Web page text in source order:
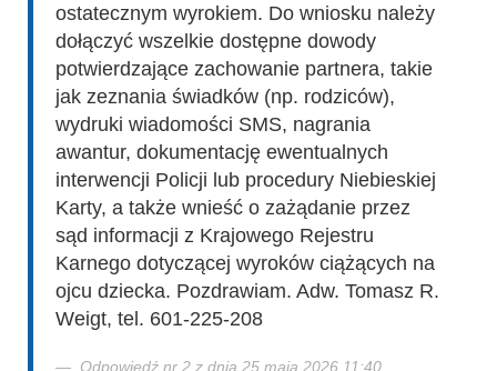
ostatecznym wyrokiem. Do wniosku należy
dołączyć wszelkie dostępne dowody
potwierdzające zachowanie partnera, takie
jak zeznania świadków (np. rodziców),
wydruki wiadomości SMS, nagrania
awantur, dokumentację ewentualnych
interwencji Policji lub procedury Niebieskiej
Karty, a także wnieść o zażądanie przez
sąd informacji z Krajowego Rejestru
Karnego dotyczącej wyroków ciążących na
ojcu dziecka. Pozdrawiam. Adw. Tomasz R.
Weigt, tel. 601-225-208
Odpowiedź nr 2 z dnia 25 maja 2026 11:40